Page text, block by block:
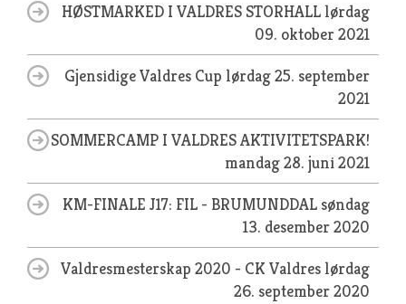
HØSTMARKED I VALDRES STORHALL lørdag
09. oktober 2021
Gjensidige Valdres Cup lørdag 25. september
2021
SOMMERCAMP I VALDRES AKTIVITETSPARK!
mandag 28. juni 2021
KM-FINALE J17: FIL - BRUMUNDDALsøndag
13. desember 2020
Valdresmesterskap 2020 - CK Valdres lørdag
26. september 2020